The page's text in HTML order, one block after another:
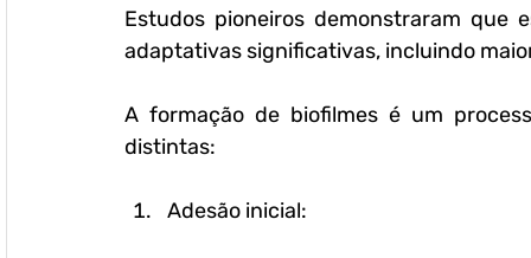
Estudos pioneiros demonstraram que
adaptativas significativas, incluindo
A formação de biofilmes é um
distintas:
Adesão inicial: